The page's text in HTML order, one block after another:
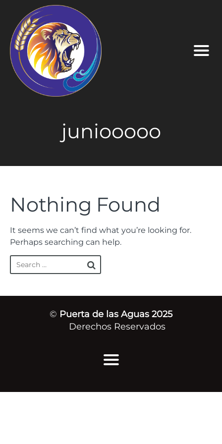
juniooooo
Nothing Found
It seems we can’t find what you’re looking for.
Perhaps searching can help.
© Puerta de las Aguas 2025
Derechos Reservados
Inicio